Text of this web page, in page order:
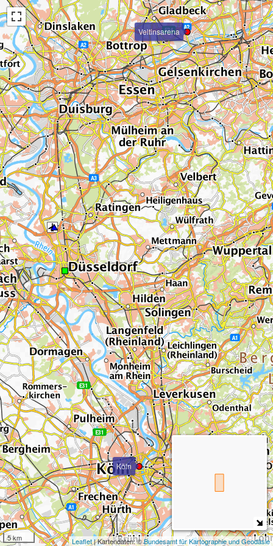
Veltinsarena
Köln
5 km Leaflet| Kartendaten: ©Bundesamt für Kartographie und Geodäsie